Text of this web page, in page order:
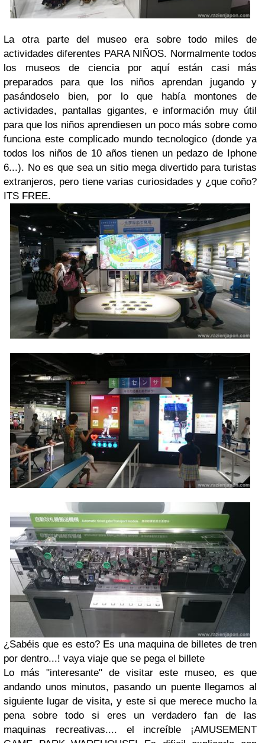
La otra parte del museo era sobre todo miles de
actividades diferentes PARA NIÑOS. Normalmente todos
los museos de ciencia por aquí están casi más
preparados para que los niños aprendan jugando y
pasándoselo bien, por lo que había montones de
actividades, pantallas gigantes, e información muy útil
para que los niños aprendiesen un poco más sobre como
funciona este complicado mundo tecnologico (donde ya
todos los niños de 10 años tienen un pedazo de Iphone
6...). No es que sea un sitio mega divertido para turistas
extranjeros, pero tiene varias curiosidades y ¿que coño?
ITS FREE.
¿Sabéis que es esto? Es una maquina de billetes de tren
por dentro...! vaya viaje que se pega el billete
Lo más "interesante" de visitar este museo, es que
andando unos minutos, pasando un puente llegamos al
siguiente lugar de visita, y este si que merece mucho la
pena sobre todo si eres un verdadero fan de las
maquinas recreativas.... el increíble ¡AMUSEMENT